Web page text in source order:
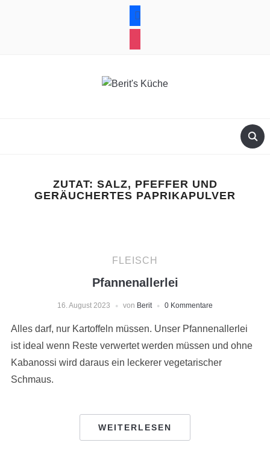
ZUTAT: SALZ, PFEFFER UND
GERÄUCHERTES PAPRIKAPULVER
FLEISCH
Pfannenallerlei
16. August 2023 von Berit 0 Kommentare
Alles darf, nur Kartoffeln müssen. Unser Pfannenallerlei
ist ideal wenn Reste verwertet werden müssen und ohne
Kabanossi wird daraus ein leckerer vegetarischer
Schmaus.
WEITERLESEN